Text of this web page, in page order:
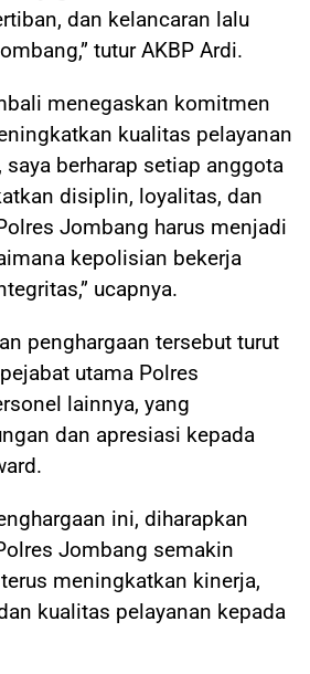
dan kelancaran lalu
tutur AKBP Ardi.
menegaskan komitmen
kualitas pelayanan
saya berharap setiap anggota
disiplin, loyalitas, dan
Jombang harus menjadi
kepolisian bekerja
ucapnya.
penghargaan tersebut turut
utama Polres
lainnya, yang
dan apresiasi kepada
ini, diharapkan
Jombang semakin
meningkatkan kinerja,
kualitas pelayanan kepada